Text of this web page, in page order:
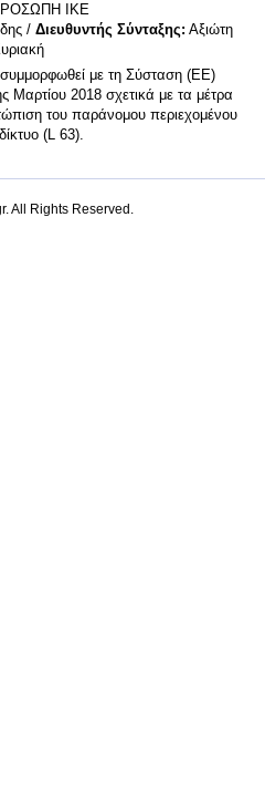
ΙΚΕ
/ Διευθυντής Σύνταξης: Αξιώτη
συμμορφωθεί με τη Σύσταση (ΕΕ)
Μαρτίου 2018 σχετικά με τα μέτρα
του παράνομου περιεχομένου
(L 63).
All Rights Reserved.